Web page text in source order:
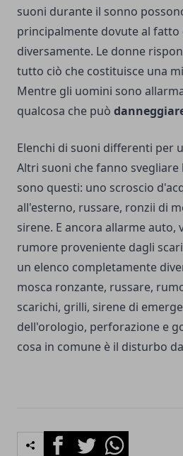
suoni durante il sonno
principalmente dovute al fatto
diversamente. Le donne
tutto ciò che costituisce una
Mentre gli uomini sono
qualcosa che può
Elenchi di suoni differenti per
Altri suoni che fanno
sono questi: uno scroscio
all'esterno, russare, ronzii di
sirene. E ancora allarme auto,
rumore proveniente dagli
un elenco completamente
mosca ronzante, russare,
scarichi, grilli, sirene di
dell'orologio, perforazione e
cosa in comune è il disturbo
FacebookTwitterWhatsapp